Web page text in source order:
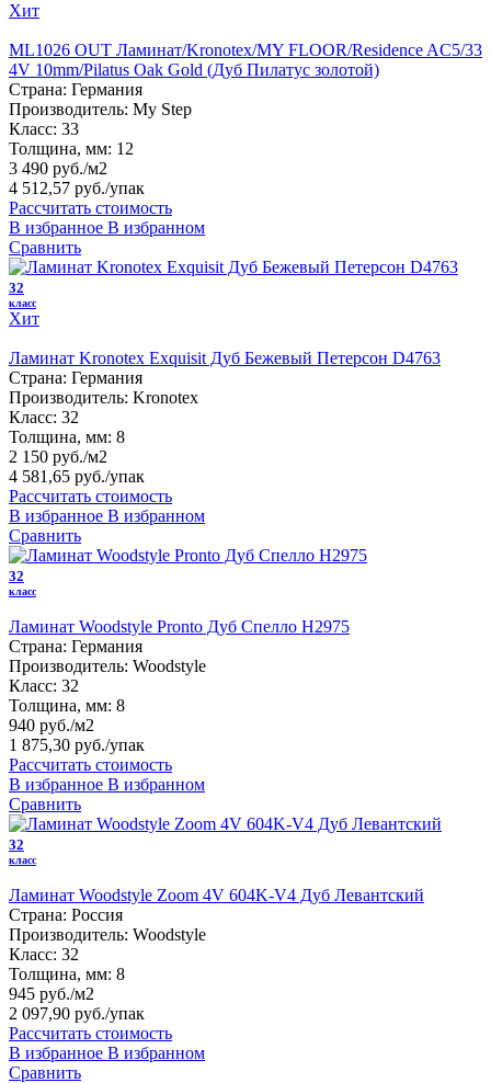
Хит
ML1026 OUT Ламинат/Kronotex/MY FLOOR/Residence AC5/33
4V 10mm/Pilatus Oak Gold (Дуб Пилатус золотой)
Страна: Германия
Производитель: My Step
Класс: 33
Толщина, мм: 12
3 490 руб./м2
4 512,57 руб./упак
Рассчитать стоимость
В избранное В избранном
Сравнить
32
класс
Хит
Ламинат Kronotex Exquisit Дуб Бежевый Петерсон D4763
Страна: Германия
Производитель: Kronotex
Класс: 32
Толщина, мм: 8
2 150 руб./м2
4 581,65 руб./упак
Рассчитать стоимость
В избранное В избранном
Сравнить
32
класс
Ламинат Woodstyle Pronto Дуб Спелло H2975
Страна: Германия
Производитель: Woodstyle
Класс: 32
Толщина, мм: 8
940 руб./м2
1 875,30 руб./упак
Рассчитать стоимость
В избранное В избранном
Сравнить
32
класс
Ламинат Woodstyle Zoom 4V 604K-V4 Дуб Левантский
Страна: Россия
Производитель: Woodstyle
Класс: 32
Толщина, мм: 8
945 руб./м2
2 097,90 руб./упак
Рассчитать стоимость
В избранное В избранном
Сравнить